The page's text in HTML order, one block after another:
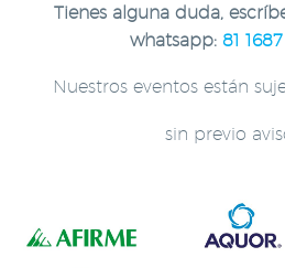
Tienes alguna duda,
whatsapp: 81
Nuestros eventos están
sin previo